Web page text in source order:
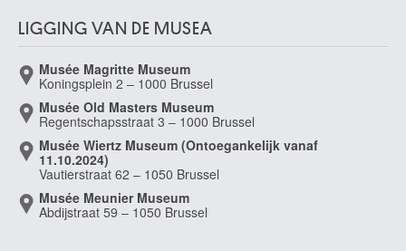
Ukkel / Brussel 1950
van de Velde Willem II
Leiden (Nederland) 1633 - Londen (Engeland, Verenigd Koninkrijk) 1707
van de Venne Adriaen Pietersz.
Delft (Nederland) 1589 - Den Haag (Nederland) 1662
van de Woestyne Gustave
Gent 1881 - Ukkel / Brussel 1947
van de Woestyne Maxime
Leuven 1911 - Lasne 2000
LIGGING VAN DE MUSEA
Musée Magritte Museum
Koningsplein 2 – 1000 Brussel
Musée Old Masters Museum
Regentschapsstraat 3 – 1000 Brussel
Musée Wiertz Museum (Ontoegankelijk vanaf
11.10.2024)
Vautierstraat 62 – 1050 Brussel
Musée Meunier Museum
Abdijstraat 59 – 1050 Brussel